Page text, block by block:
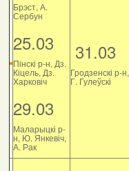
Брэст, А.
Сербун
25.03
Пінскі р-н, Дз.
Кіцель, Дз.
Харковіч
29.03
Маларыцкі р-
н, Ю. Янкевіч,
А. Рак
31.03
Гродзенскі р-н,
Г. Гулеўскі